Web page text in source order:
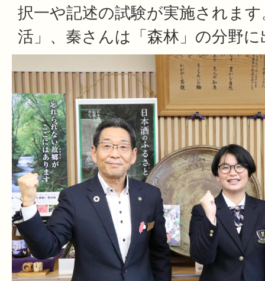
択一や記述の試験が実施されま
活」、秦さんは「森林」の分野